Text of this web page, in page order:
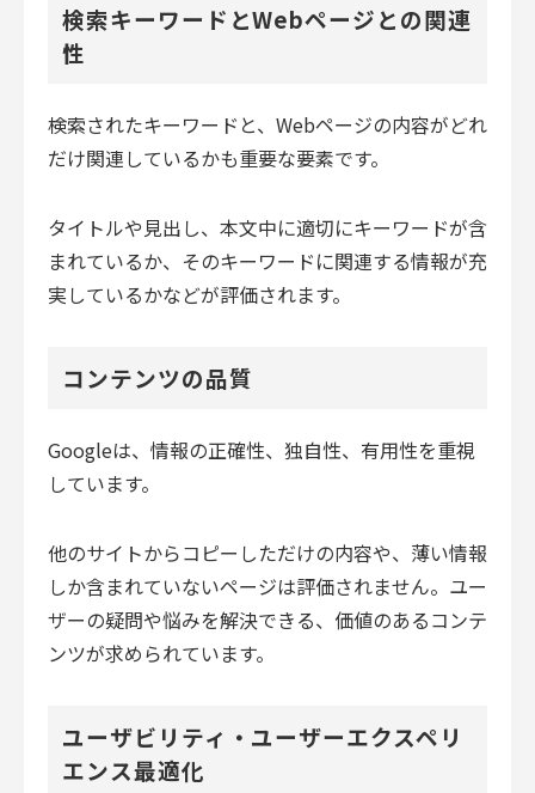
検索キーワードとWebページとの関連
性
検索されたキーワードと、Webページの内容がどれ
だけ関連しているかも重要な要素です。
タイトルや見出し、本文中に適切にキーワードが含
まれているか、そのキーワードに関連する情報が充
実しているかなどが評価されます。
コンテンツの品質
Googleは、情報の正確性、独自性、有用性を重視
しています。
他のサイトからコピーしただけの内容や、薄い情報
しか含まれていないページは評価されません。ユー
ザーの疑問や悩みを解決できる、価値のあるコンテ
ンツが求められています。
ユーザビリティ・ユーザーエクスペリ
エンス最適化